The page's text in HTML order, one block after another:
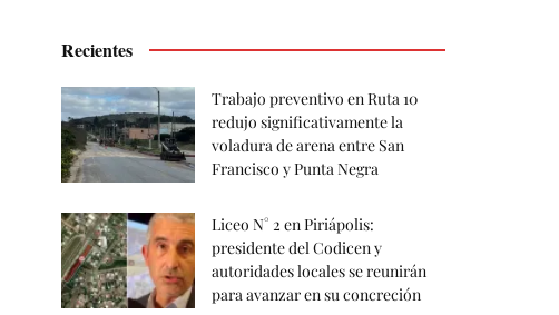
Recientes
Trabajo preventivo en Ruta 10
redujo significativamente la
voladura de arena entre San
Francisco y Punta Negra
Liceo N° 2 en Piriápolis:
presidente del Codicen y
autoridades locales se reunirán
para avanzar en su concreción